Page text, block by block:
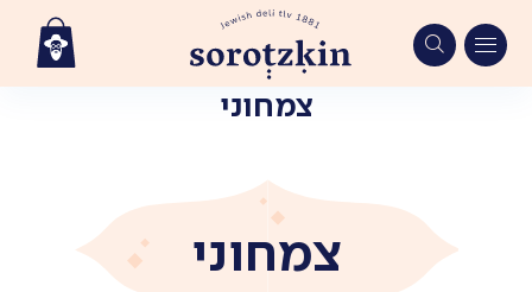
צמחוני
צמחוני